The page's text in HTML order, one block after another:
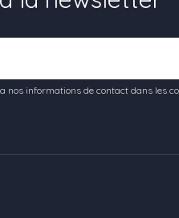
nos informations de contact dans les